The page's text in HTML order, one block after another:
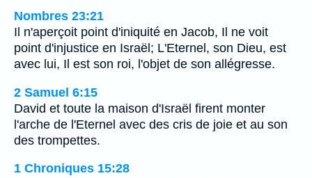
Nombres 23:21
Il n'aperçoit point d'iniquité en Jacob, Il ne voit
point d'injustice en Israël; L'Eternel, son Dieu, est
avec lui, Il est son roi, l'objet de son allégresse.
2 Samuel 6:15
David et toute la maison d'Israël firent monter
l'arche de l'Eternel avec des cris de joie et au son
des trompettes.
1 Chroniques 15:28